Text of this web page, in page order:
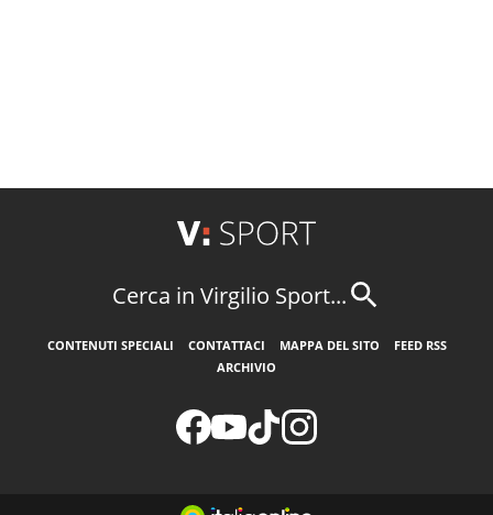
Cerca in Virgilio Sport...
CONTENUTI SPECIALI CONTATTACI MAPPA DEL SITO
FEED RSS
ARCHIVIO